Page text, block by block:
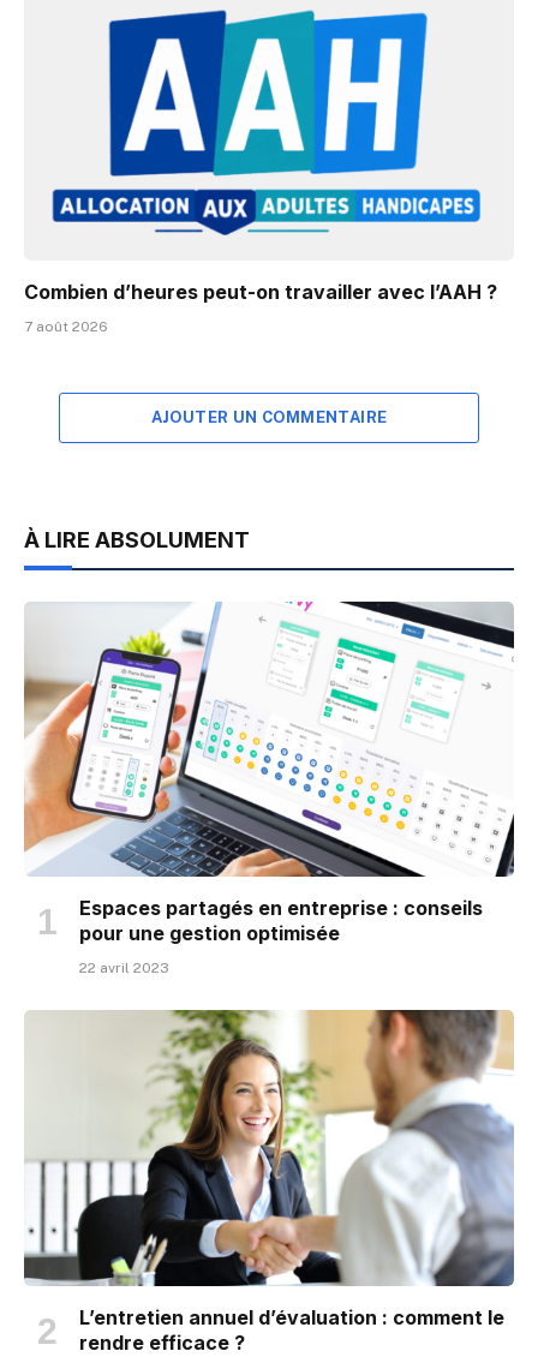
Combien d’heures peut-on travailler avec l’AAH ?
7 août 2026
AJOUTER UN COMMENTAIRE
À LIRE ABSOLUMENT
Espaces partagés en entreprise : conseils
pour une gestion optimisée
22 avril 2023
L’entretien annuel d’évaluation : comment le
rendre efficace ?